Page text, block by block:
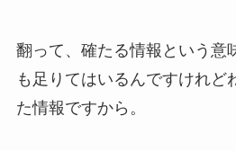
翻って、確たる情報という意
も足りてはいるんですけれど
た情報ですから。